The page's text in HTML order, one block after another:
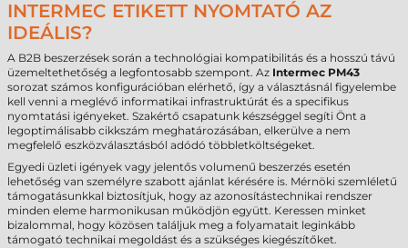
INTERMEC ETIKETT NYOMTATÓ AZ
IDEÁLIS?
A B2B beszerzések során a technológiai kompatibilitás és a hosszú távú
üzemeltethetőség a legfontosabb szempont. Az Intermec PM43
sorozat számos konfigurációban elérhető, így a választásnál figyelembe
kell venni a meglévő informatikai infrastruktúrát és a specifikus
nyomtatási igényeket. Szakértő csapatunk készséggel segíti Önt a
legoptimálisabb cikkszám meghatározásában, elkerülve a nem
megfelelő eszközválasztásból adódó többletköltségeket.
Egyedi üzleti igények vagy jelentős volumenű beszerzés esetén
lehetőség van személyre szabott ajánlat kérésére is. Mérnöki szemléletű
támogatásunkkal biztosítjuk, hogy az azonosítástechnikai rendszer
minden eleme harmonikusan működjön együtt. Keressen minket
bizalommal, hogy közösen találjuk meg a folyamatait leginkább
támogató technikai megoldást és a szükséges kiegészítőket.